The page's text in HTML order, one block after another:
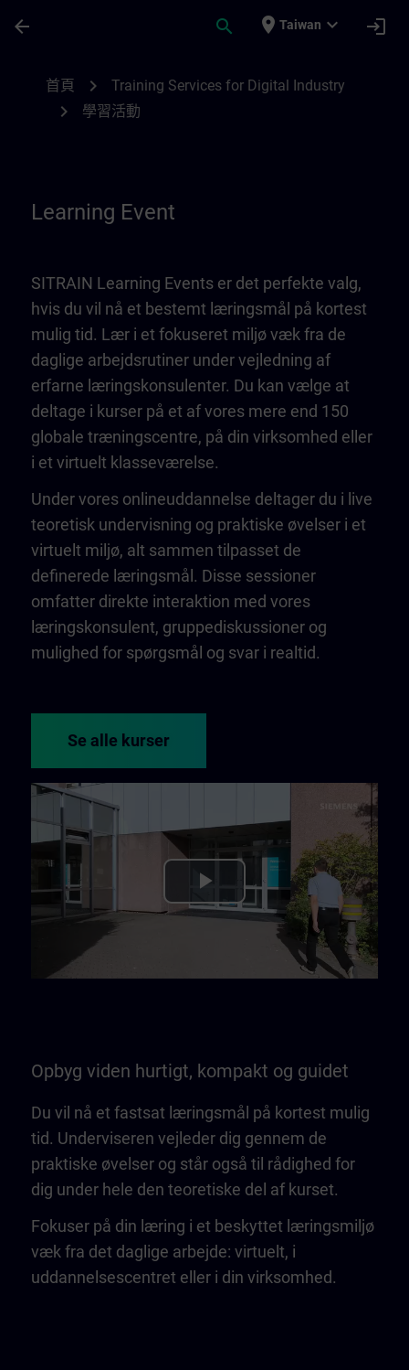
arrow_back search place Taiwan expand_more login
首頁 chevron_right Training Services for Digital Industry
chevron_right 學習活動
Learning Event
SITRAIN Learning Events er det perfekte valg,
hvis du vil nå et bestemt læringsmål på kortest
mulig tid. Lær i et fokuseret miljø væk fra de
daglige arbejdsrutiner under vejledning af
erfarne læringskonsulenter. Du kan vælge at
deltage i kurser på et af vores mere end 150
globale træningscentre, på din virksomhed eller
i et virtuelt klasseværelse.
Under vores onlineuddannelse deltager du i live
teoretisk undervisning og praktiske øvelser i et
virtuelt miljø, alt sammen tilpasset de
definerede læringsmål. Disse sessioner
omfatter direkte interaktion med vores
læringskonsulent, gruppediskussioner og
mulighed for spørgsmål og svar i realtid.
Se alle kurser
Play
Opbyg viden hurtigt, kompakt og guidet
Du vil nå et fastsat læringsmål på kortest mulig
tid. Underviseren vejleder dig gennem de
praktiske øvelser og står også til rådighed for
dig under hele den teoretiske del af kurset.
Fokuser på din læring i et beskyttet læringsmiljø
væk fra det daglige arbejde: virtuelt, i
uddannelsescentret eller i din virksomhed.